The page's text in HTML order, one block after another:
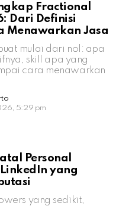
Fractional
Dari Definisi
Menawarkan Jasa
mulai dari nol: apa
skill apa yang
cara menawarkan
5:29 pm
Personal
yang
yang sedikit,